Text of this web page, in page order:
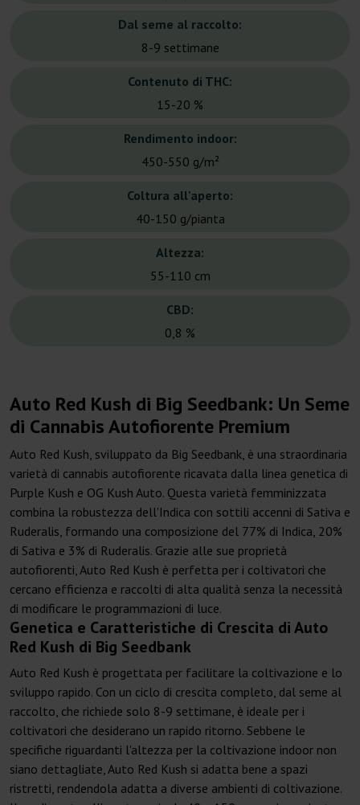
Dal seme al raccolto:
8-9 settimane
Contenuto di THC:
15-20 %
Rendimento indoor:
450-550 g/m²
Coltura all'aperto:
40-150 g/pianta
Altezza:
55-110 cm
CBD:
0,8 %
Auto Red Kush di Big Seedbank: Un Seme
di Cannabis Autofiorente Premium
Auto Red Kush, sviluppato da Big Seedbank, è una straordinaria
varietà di cannabis autofiorente ricavata dalla linea genetica di
Purple Kush e OG Kush Auto. Questa varietà femminizzata
combina la robustezza dell'Indica con sottili accenni di Sativa e
Ruderalis, formando una composizione del 77% di Indica, 20%
di Sativa e 3% di Ruderalis. Grazie alle sue proprietà
autofiorenti, Auto Red Kush è perfetta per i coltivatori che
cercano efficienza e raccolti di alta qualità senza la necessità
di modificare le programmazioni di luce.
Genetica e Caratteristiche di Crescita di Auto
Red Kush di Big Seedbank
Auto Red Kush è progettata per facilitare la coltivazione e lo
sviluppo rapido. Con un ciclo di crescita completo, dal seme al
raccolto, che richiede solo 8-9 settimane, è ideale per i
coltivatori che desiderano un rapido ritorno. Sebbene le
specifiche riguardanti l'altezza per la coltivazione indoor non
siano dettagliate, Auto Red Kush si adatta bene a spazi
ristretti, rendendola adatta a diverse ambienti di coltivazione.